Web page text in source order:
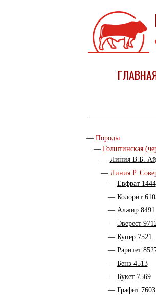
Породы
Голштинская
Линия В.Б.
Линия Р.
Евфрат 1444
Колорит
Алжир 8491
Эверест
Купер 7521
Раритет
Бенз 4513
Букет 7569
Графит 7603